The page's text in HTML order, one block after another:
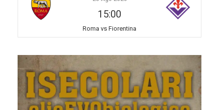
15:00
Roma vs Fiorentina